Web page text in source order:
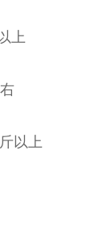
上
以上